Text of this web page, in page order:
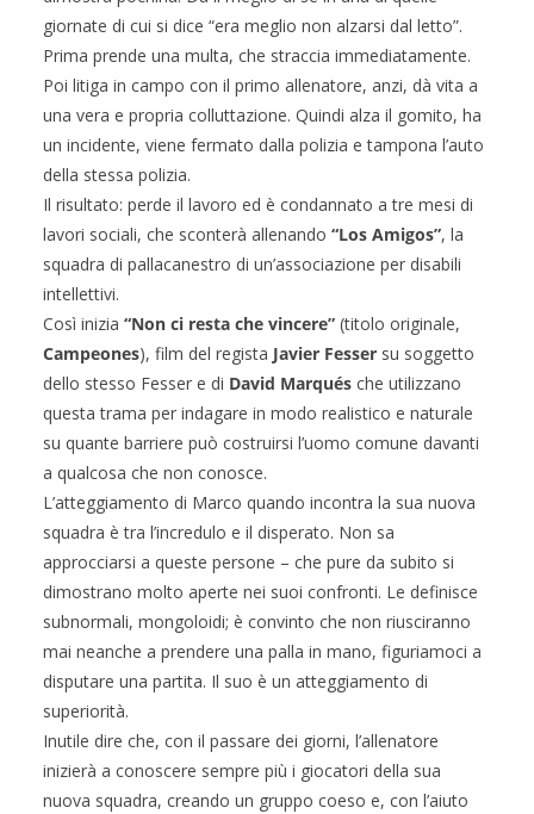
giornate di cui si dice “era meglio non alzarsi dal letto”.
Prima prende una multa, che straccia immediatamente.
Poi litiga in campo con il primo allenatore, anzi, dà vita a
una vera e propria colluttazione. Quindi alza il gomito, ha
un incidente, viene fermato dalla polizia e tampona l’auto
della stessa polizia.
Il risultato: perde il lavoro ed è condannato a tre mesi di
lavori sociali, che sconterà allenando “Los Amigos”, la
squadra di pallacanestro di un’associazione per disabili
intellettivi.
Così inizia “Non ci resta che vincere” (titolo originale,
Campeones), film del regista Javier Fesser su soggetto
dello stesso Fesser e di David Marqués che utilizzano
questa trama per indagare in modo realistico e naturale
su quante barriere può costruirsi l’uomo comune davanti
a qualcosa che non conosce.
L’atteggiamento di Marco quando incontra la sua nuova
squadra è tra l’incredulo e il disperato. Non sa
approcciarsi a queste persone – che pure da subito si
dimostrano molto aperte nei suoi confronti. Le definisce
subnormali, mongoloidi; è convinto che non riusciranno
mai neanche a prendere una palla in mano, figuriamoci a
disputare una partita. Il suo è un atteggiamento di
superiorità.
Inutile dire che, con il passare dei giorni, l’allenatore
inizierà a conoscere sempre più i giocatori della sua
nuova squadra, creando un gruppo coeso e, con l’aiuto